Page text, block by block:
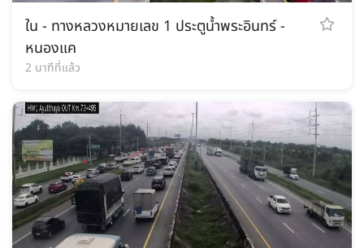
ใน - ทางหลวงหมายเลข 1 ประตูน้ำพระอินทร์ -
หนองแค
2 นาทีที่แล้ว